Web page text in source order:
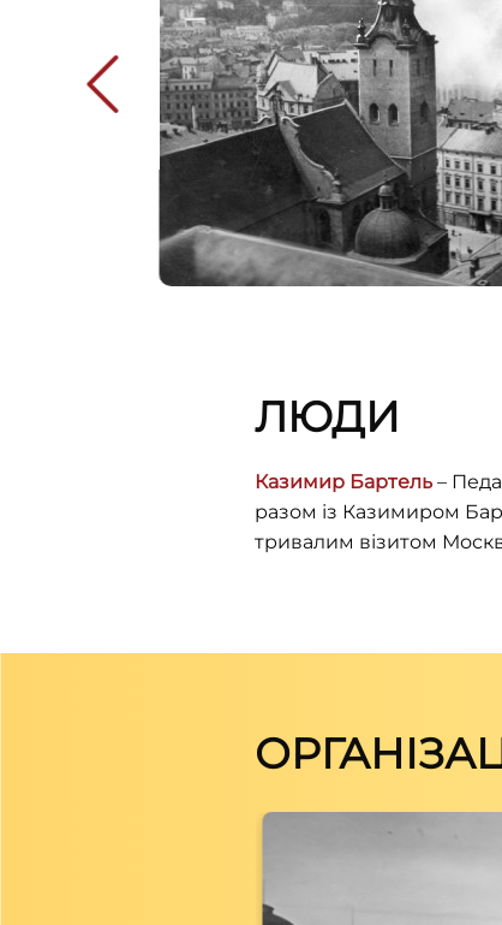
ЛЮДИ
Казимир Бартель –
разом із Казимиром
тривалим візитом